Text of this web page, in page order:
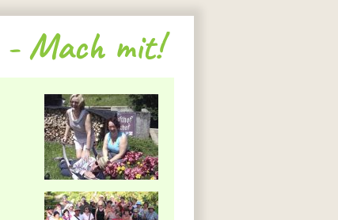
- Mach mit!